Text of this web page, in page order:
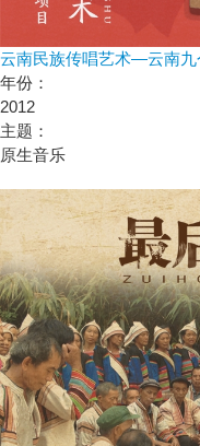
云南民族传唱艺术—云南
年份：
2012
主题：
原生音乐